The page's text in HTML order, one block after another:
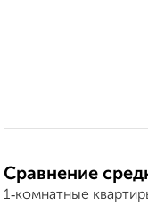
Сравнение
1‑комнатные